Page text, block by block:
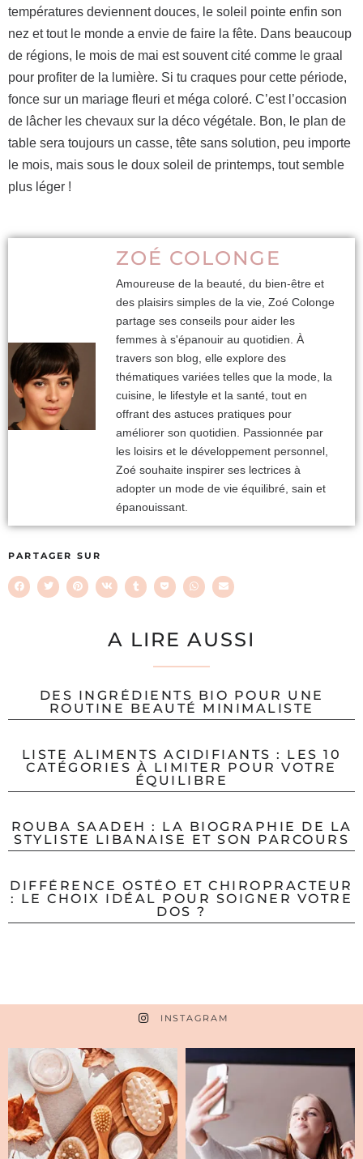
températures deviennent douces, le soleil pointe enfin son
nez et tout le monde a envie de faire la fête. Dans beaucoup
de régions, le mois de mai est souvent cité comme le graal
pour profiter de la lumière. Si tu craques pour cette période,
fonce sur un mariage fleuri et méga coloré. C’est l’occasion
de lâcher les chevaux sur la déco végétale. Bon, le plan de
table sera toujours un casse, tête sans solution, peu importe
le mois, mais sous le doux soleil de printemps, tout semble
plus léger !
ZOÉ COLONGE
Amoureuse de la beauté, du bien-être et
des plaisirs simples de la vie, Zoé Colonge
partage ses conseils pour aider les
femmes à s'épanouir au quotidien. À
travers son blog, elle explore des
thématiques variées telles que la mode, la
cuisine, le lifestyle et la santé, tout en
offrant des astuces pratiques pour
améliorer son quotidien. Passionnée par
les loisirs et le développement personnel,
Zoé souhaite inspirer ses lectrices à
adopter un mode de vie équilibré, sain et
épanouissant.
PARTAGER SUR
A LIRE AUSSI
DES INGRÉDIENTS BIO POUR UNE
ROUTINE BEAUTÉ MINIMALISTE
LISTE ALIMENTS ACIDIFIANTS : LES 10
CATÉGORIES À LIMITER POUR VOTRE
ÉQUILIBRE
ROUBA SAADEH : LA BIOGRAPHIE DE LA
STYLISTE LIBANAISE ET SON PARCOURS
DIFFÉRENCE OSTÉO ET CHIROPRACTEUR
: LE CHOIX IDÉAL POUR SOIGNER VOTRE
DOS ?
INSTAGRAM